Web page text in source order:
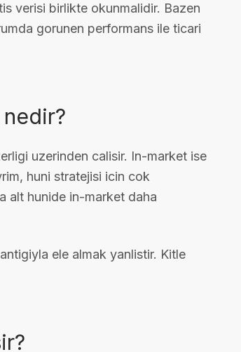
verisi birlikte okunmalidir. Bazen
gorunen performans ile ticari
uzerinden calisir. In-market ise
huni stratejisi icin cok
alt hunide in-market daha
ele almak yanlistir. Kitle